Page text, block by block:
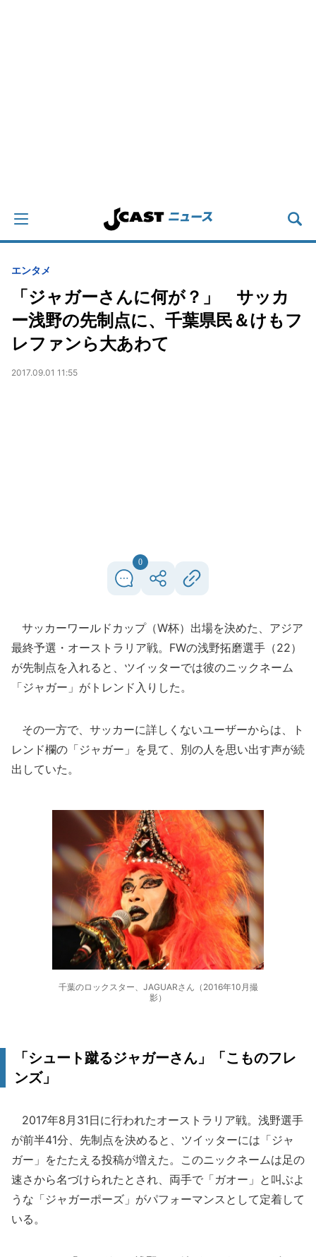
エンタメ
「ジャガーさんに何が？」 サッカ
ー浅野の先制点に、千葉県民＆けもフ
レファンら大あわて
2017.09.01 11:55
0
サッカーワールドカップ（W杯）出場を決めた、アジア
最終予選・オーストラリア戦。FWの浅野拓磨選手（22）
が先制点を入れると、ツイッターでは彼のニックネーム
「ジャガー」がトレンド入りした。
その一方で、サッカーに詳しくないユーザーからは、ト
レンド欄の「ジャガー」を見て、別の人を思い出す声が続
出していた。
千葉のロックスター、JAGUARさん（2016年10月撮
影）
「シュート蹴るジャガーさん」「こものフレ
ンズ」
2017年8月31日に行われたオーストラリア戦。浅野選手
が前半41分、先制点を決めると、ツイッターには「ジャ
ガー」をたたえる投稿が増えた。このニックネームは足の
速さから名づけられたとされ、両手で「ガオー」と叫ぶよ
うな「ジャガーポーズ」がパフォーマンスとして定着して
いる。